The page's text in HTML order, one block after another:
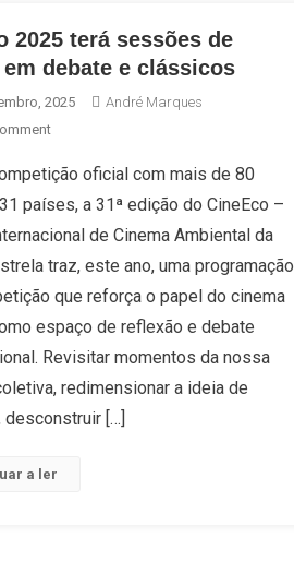
2025 terá sessões de
debate e clássicos
2025
André Marques
On
2025
Terá
Sessões
Cinema
Em
Debate
E
Clássicos
oficial com mais de 80
países, a 31ª edição do CineEco –
de Cinema Ambiental da
traz, este ano, uma programação
que reforça o papel do cinema
espaço de reflexão e debate
Revisitar momentos da nossa
redimensionar a ideia de
[…]
a ler